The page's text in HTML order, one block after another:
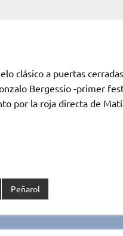
clásico a puertas
Bergessio -primer
por la roja directa de
Peñarol